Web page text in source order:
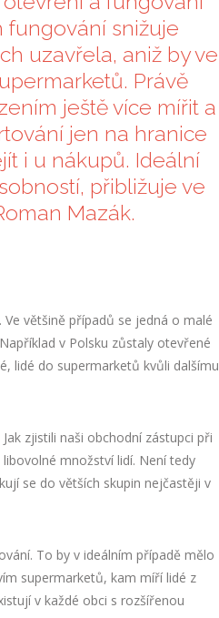
fungování snižuje
uzavřela, aniž by ve
Právě
ještě více mířit a
jen na hranice
i u nákupů. Ideální
přibližuje ve
Mazák.
většině případů se jedná o malé
v Polsku zůstaly otevřené
lidé do supermarketů kvůli dalšímu
zjistili naši obchodní zástupci při
množství lidí. Není tedy
se do větších skupin nejčastěji v
To by v ideálním případě mělo
supermarketů, kam míří lidé z
v každé obci s rozšířenou